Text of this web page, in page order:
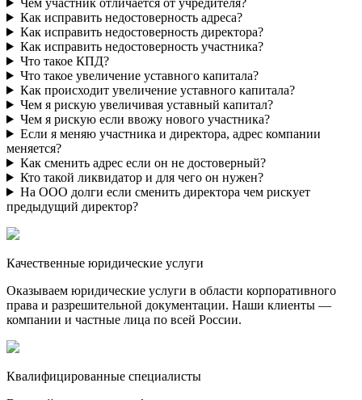
Как исправить недостоверность адреса?
Как исправить недостоверность директора?
Как исправить недостоверность участника?
Что такое КПД?
Что такое увеличение уставного капитала?
Как происходит увеличение уставного капитала?
Чем я рискую увеличивая уставный капитал?
Чем я рискую если ввожу нового участника?
Если я меняю участника и директора, адрес компании
меняется?
Как сменить адрес если он не достоверный?
Кто такой ликвидатор и для чего он нужен?
На ООО долги если сменить директора чем рискует
предыдущий директор?
Качественные юридические услуги
Оказываем юридические услуги в области корпоративного
права и разрешительной документации. Наши клиенты —
компании и частные лица по всей России.
Квалифицированные специалисты